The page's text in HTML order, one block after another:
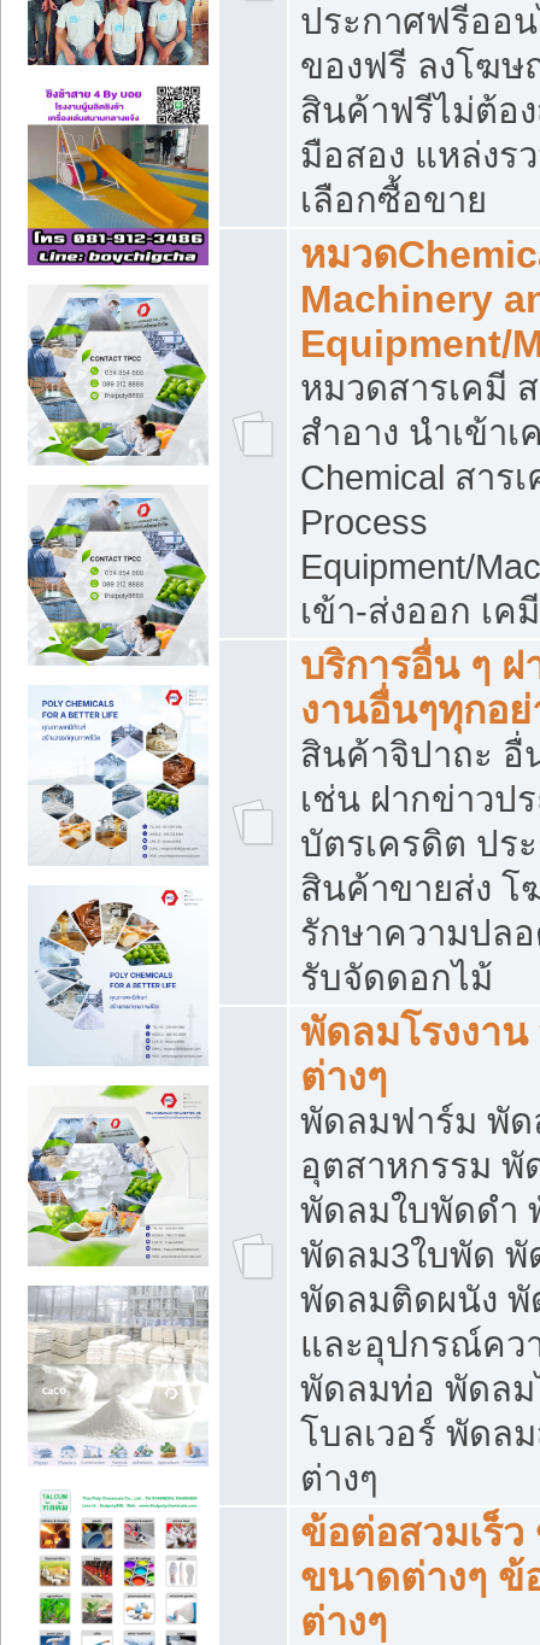
ประกาศฟรีออ
ของฟรี ลงโฆ
สินค้าฟรีไม่ต้อ
มือสอง แหล่งร
เลือกซื้อขาย
หมวด
Machinery
Equipment/
หมวดสารเคมี
สำอาง นำเข้
Chemical สาร
Process
Equipment/
เข้า-ส่งออก เ
บริการอื่น ๆ
งานอื่นๆทุกอ
สินค้าจิปาถะ อื่
เช่น ฝากข่าวป
บัตรเครดิต ปร
สินค้าขายส่ง
รักษาความปล
รับจัดดอกไม้
พัดลมโรงงา
ต่างๆ
พัดลมฟาร์ม พัด
อุตสาหกรรม
พัดลมใบพัดดำ
พัดลม3ใบพัด พั
พัดลมติดผนัง
และอุปกรณ์คว
พัดลมท่อ พัดลม
โบลเวอร์ พัดล
ต่างๆ
ข้อต่อสวมเร็
ขนาดต่างๆ ข้
ต่างๆ